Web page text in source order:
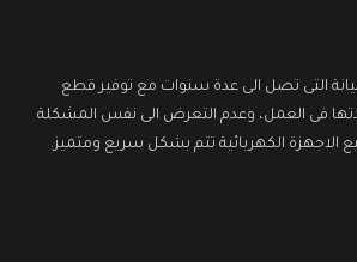
التى تصل الى عدة سنوات مع توفير قطع
فى العمل، وعدم التعرض الى نفس المشكلة
الاجهزة الكهربائية تتم بشكل سريع ومتميز.